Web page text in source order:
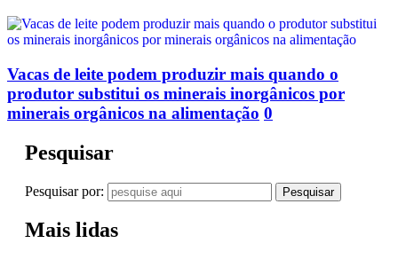
Vacas de leite podem produzir mais quando o
produtor substitui os minerais inorgânicos por
minerais orgânicos na alimentação 0
Pesquisar
Pesquisar por:
Mais lidas